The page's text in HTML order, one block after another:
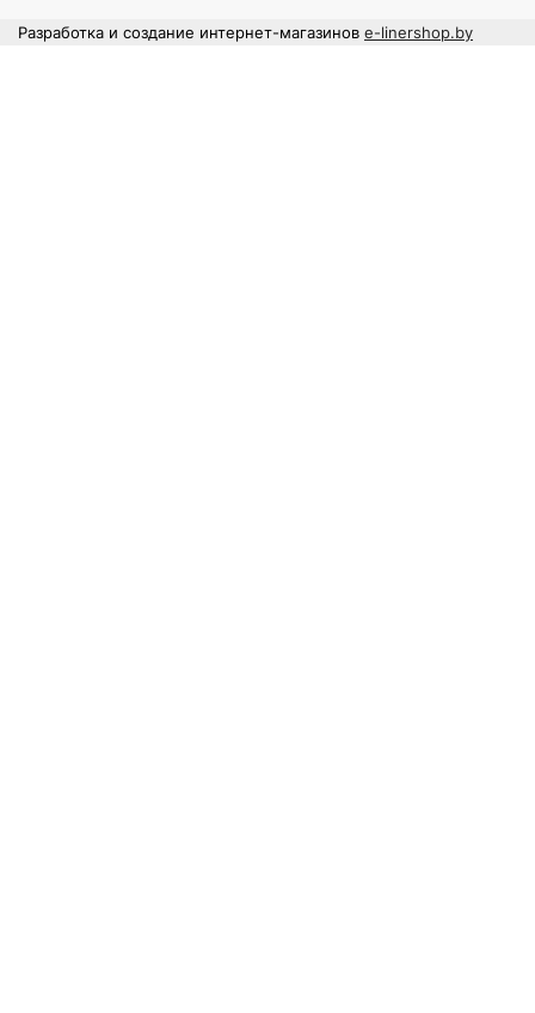
Разработка и создание интернет-магазинов e-linershop.by